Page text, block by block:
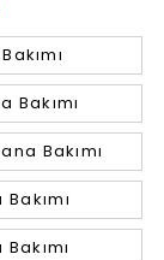
Bakımı
Bakımı